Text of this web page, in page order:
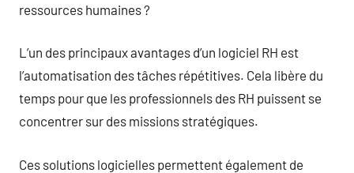
ressources humaines ?
L’un des principaux avantages d’un logiciel RH est
l’automatisation des tâches répétitives. Cela libère du
temps pour que les professionnels des RH puissent se
concentrer sur des missions stratégiques.
Ces solutions logicielles permettent également de